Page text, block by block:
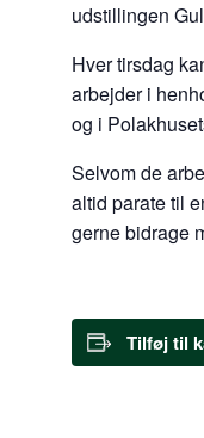
udstillingen
Hver tirsdag
arbejder i
og i
Selvom de
altid parate til
gerne bidrage
Tilføj til